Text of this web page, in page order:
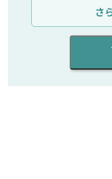
出力を選ぶ
同時通話人数を
さ